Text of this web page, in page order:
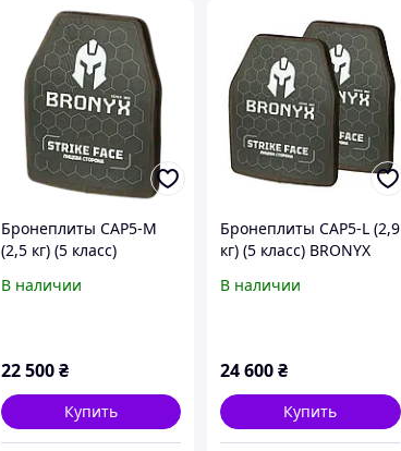
Бронеплиты CAP5-M
(2,5 кг) (5 класс)
В наличии
22 500₴
Купить
Бронеплиты CAP5-L (2,9
кг) (5 класс) BRONYX
В наличии
24 600₴
Купить